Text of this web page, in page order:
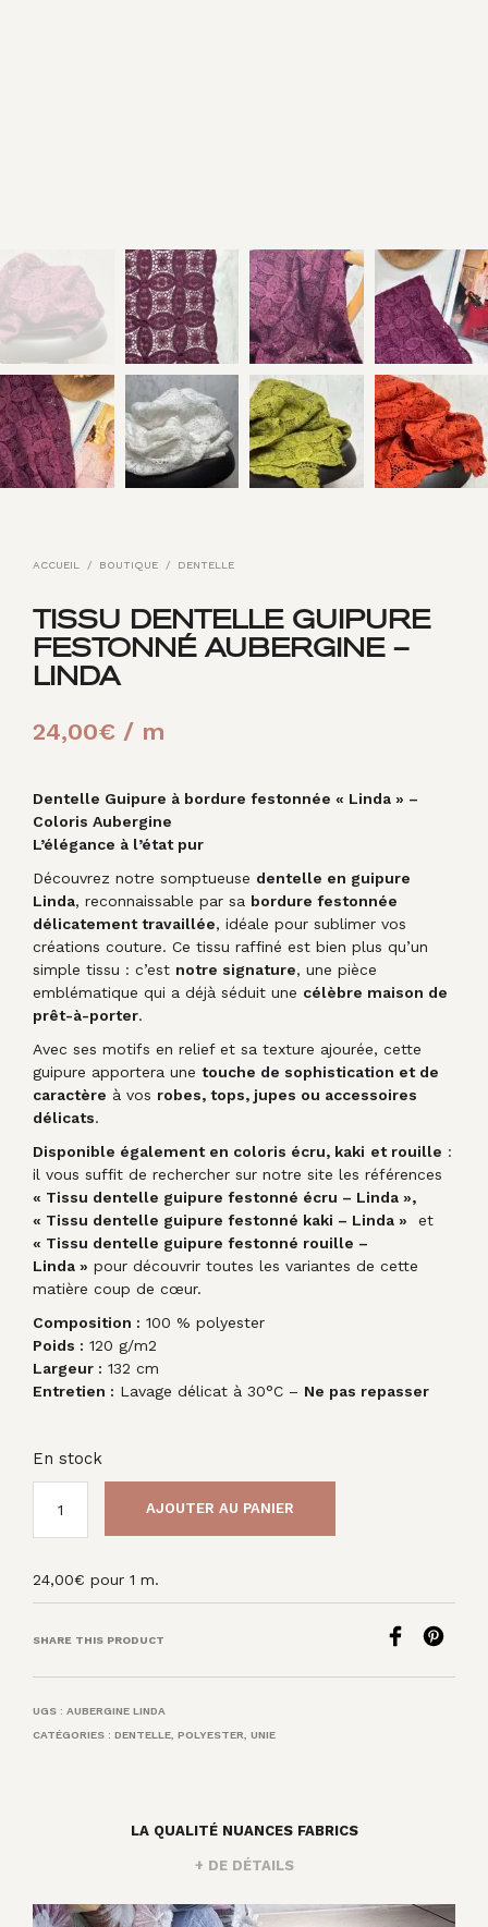
ACCUEIL / BOUTIQUE / DENTELLE
TISSU DENTELLE GUIPURE
FESTONNÉ AUBERGINE –
LINDA
24,00€ / m
Dentelle Guipure à bordure festonnée « Linda » –
Coloris Aubergine
L’élégance à l’état pur
Découvrez notre somptueuse dentelle en guipure
Linda, reconnaissable par sa bordure festonnée
délicatement travaillée, idéale pour sublimer vos
créations couture. Ce tissu raffiné est bien plus qu’un
simple tissu : c’est notre signature, une pièce
emblématique qui a déjà séduit une célèbre maison de
prêt-à-porter.
Avec ses motifs en relief et sa texture ajourée, cette
guipure apportera une touche de sophistication et de
caractère à vos robes, tops, jupes ou accessoires
délicats.
Disponible également en coloris écru, kaki et rouille :
il vous suffit de rechercher sur notre site les références
« Tissu dentelle guipure festonné écru – Linda »,
« Tissu dentelle guipure festonné kaki – Linda » et
« Tissu dentelle guipure festonné rouille –
Linda » pour découvrir toutes les variantes de cette
matière coup de cœur.
Composition : 100 % polyester
Poids : 120 g/m2
Largeur : 132 cm
Entretien : Lavage délicat à 30°C – Ne pas repasser
En stock
AJOUTER AU PANIER
24,00€ pour 1 m.
SHARE THIS PRODUCT
UGS : AUBERGINE LINDA
CATÉGORIES : DENTELLE, POLYESTER, UNIE
LA QUALITÉ NUANCES FABRICS
+ DE DÉTAILS